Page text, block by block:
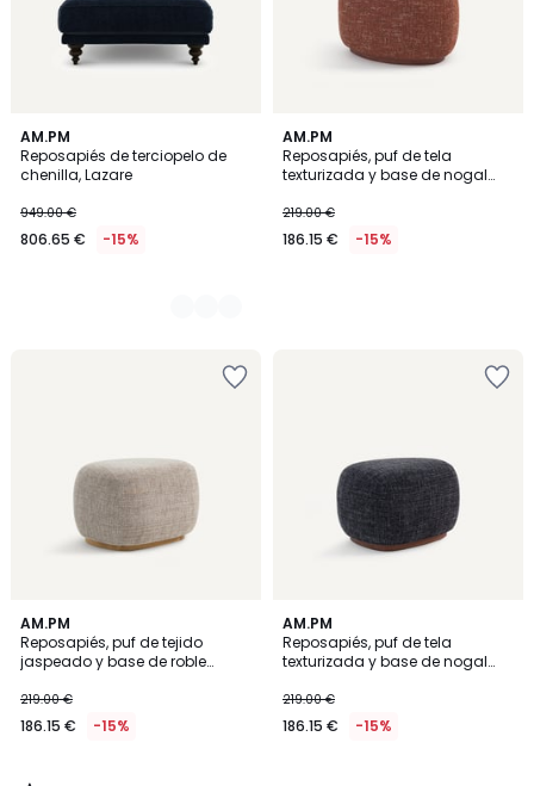
AM.PM
Reposapiés de terciopelo de
chenilla, Lazare
949.00 €
806.65 € -15%
8
Colores
AM.PM
Reposapiés, puf de tela
texturizada y base de nogal
219.00 €
186.15 € -15%
AM.PM
Reposapiés, puf de tejido
jaspeado y base de roble
219.00 €
186.15 € -15%
5
/
5
AM.PM
Reposapiés, puf de tela
texturizada y base de nogal
219.00 €
186.15 € -15%